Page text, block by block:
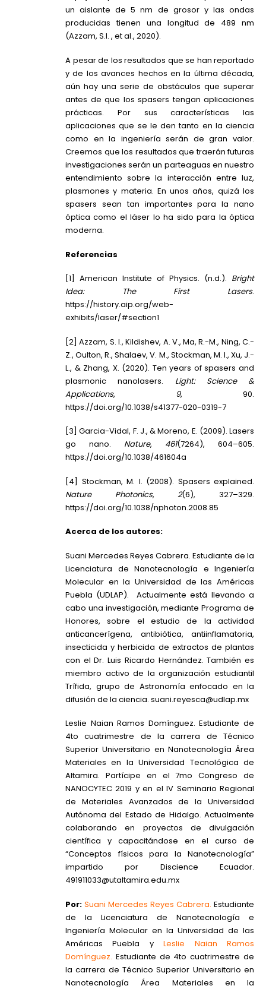
un aislante de 5 nm de grosor y las ondas
producidas tienen una longitud de 489 nm
(Azzam, S.I. , et al., 2020).
A pesar de los resultados que se han reportado
y de los avances hechos en la última década,
aún hay una serie de obstáculos que superar
antes de que los spasers tengan aplicaciones
prácticas. Por sus características las
aplicaciones que se le den tanto en la ciencia
como en la ingeniería serán de gran valor.
Creemos que los resultados que traerán futuras
investigaciones serán un parteaguas en nuestro
entendimiento sobre la interacción entre luz,
plasmones y materia. En unos años, quizá los
spasers sean tan importantes para la nano
óptica como el láser lo ha sido para la óptica
moderna.
Referencias
[1] American Institute of Physics. (n.d.). Bright
Idea: The First Lasers.
https://history.aip.org/web-
exhibits/laser/#section1
[2] Azzam, S. I., Kildishev, A. V., Ma, R.-M., Ning, C.-
Z., Oulton, R., Shalaev, V. M., Stockman, M. I., Xu, J.-
L., & Zhang, X. (2020). Ten years of spasers and
plasmonic nanolasers. Light: Science &
Applications, 9, 90.
https://doi.org/10.1038/s41377-020-0319-7
[3] Garcia-Vidal, F. J., & Moreno, E. (2009). Lasers
go nano. Nature, 461(7264), 604–605.
https://doi.org/10.1038/461604a
[4] Stockman, M. I. (2008). Spasers explained.
Nature Photonics,2(6), 327–329.
https://doi.org/10.1038/nphoton.2008.85
Acerca de los autores:
Suani Mercedes Reyes Cabrera. Estudiante de la
Licenciatura de Nanotecnología e Ingeniería
Molecular en la Universidad de las Américas
Puebla (UDLAP). Actualmente está llevando a
cabo una investigación, mediante Programa de
Honores, sobre el estudio de la actividad
anticancerígena, antibiótica, antiinflamatoria,
insecticida y herbicida de extractos de plantas
con el Dr. Luis Ricardo Hernández. También es
miembro activo de la organización estudiantil
Trífida, grupo de Astronomía enfocado en la
difusión de la ciencia. suani.reyesca@udlap.mx
Leslie Naian Ramos Domínguez. Estudiante de
4to cuatrimestre de la carrera de Técnico
Superior Universitario en Nanotecnología Área
Materiales en la Universidad Tecnológica de
Altamira. Partícipe en el 7mo Congreso de
NANOCYTEC 2019 y en el IV Seminario Regional
de Materiales Avanzados de la Universidad
Autónoma del Estado de Hidalgo. Actualmente
colaborando en proyectos de divulgación
científica y capacitándose en el curso de
“Conceptos físicos para la Nanotecnología”
impartido por Discience Ecuador.
491911033@utaltamira.edu.mx
Por: Suani Mercedes Reyes Cabrera. Estudiante
de la Licenciatura de Nanotecnología e
Ingeniería Molecular en la Universidad de las
Américas Puebla y
Leslie Naian Ramos
Domínguez. Estudiante de 4to cuatrimestre de
la carrera de Técnico Superior Universitario en
Nanotecnología Área Materiales en la